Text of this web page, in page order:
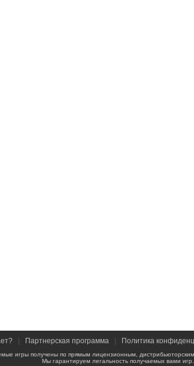
Партнерская программа Политика
игры получены по прямым лицензионным,
Мы гарантируем легальность получаемых вами игр.